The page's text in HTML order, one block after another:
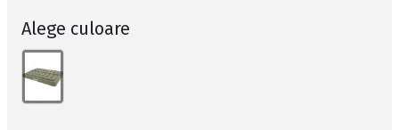
Alege culoare